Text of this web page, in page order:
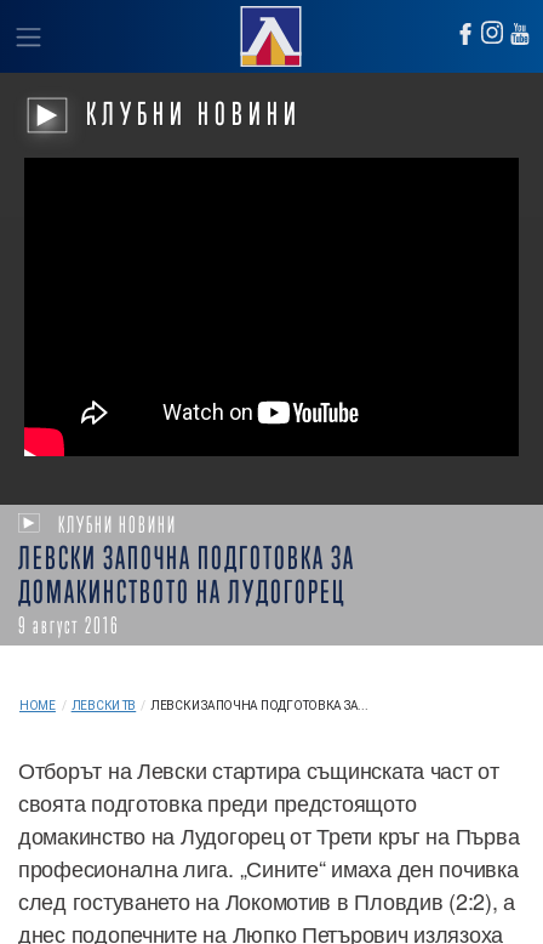
КЛУБНИ НОВИНИ
КЛУБНИ НОВИНИ
ЛЕВСКИ ЗАПОЧНА ПОДГОТОВКА ЗА
ДОМАКИНСТВОТО НА ЛУДОГОРЕЦ
9 август 2016
HOME / ЛЕВСКИ ТВ / ЛЕВСКИ ЗАПОЧНА ПОДГОТОВКА ЗА...
Отборът на Левски стартира същинската част от
своята подготовка преди предстоящото
домакинство на Лудогорец от Трети кръг на Първа
професионална лига. „Сините“ имаха ден почивка
след гостуването на Локомотив в Пловдив (2:2), а
днес подопечните на Люпко Петърович излязоха